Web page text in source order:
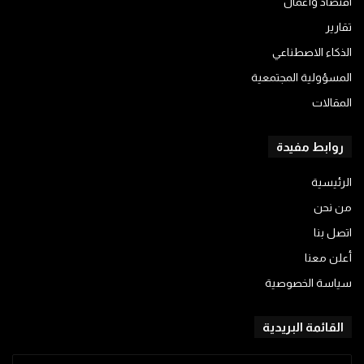
تقارير
الذكاء الاصطناعي
المسؤولية المجتمعية
المقالات
روابط مفيدة
الرئيسية
من نحن
اتصل بنا
أعلن معنا
سياسة الخصوصية
القائمة البريدية